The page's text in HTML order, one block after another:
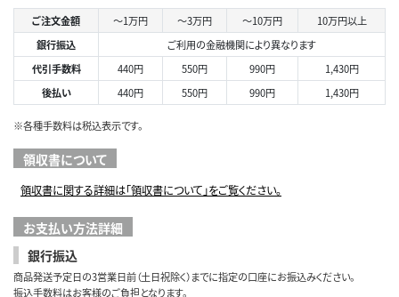
ご注文金額 ～1万円 ～3万円 ～10万円
10万円以上
銀行振込
ご利用の金融機関により異なります
代引手数料
440円 550円 990円
1,430円
後払い
440円 550円 990円 1,430円
※各種手数料は税込表示です。
領収書について
領収書に関する詳細は「領収書について」をご覧ください。
お支払い方法詳細
銀行振込
商品発送予定日の3営業日前（土日祝除く）までに指定の口座にお振込みください。
振込手数料はお客様のご負担となります。